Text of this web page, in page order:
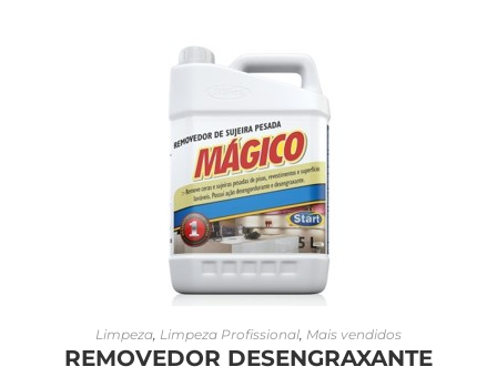
LEIA MAIS
Limpeza, Limpeza Profissional, Mais vendidos
REMOVEDOR DESENGRAXANTE